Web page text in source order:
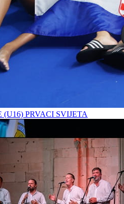
PRVACI SVIJETA